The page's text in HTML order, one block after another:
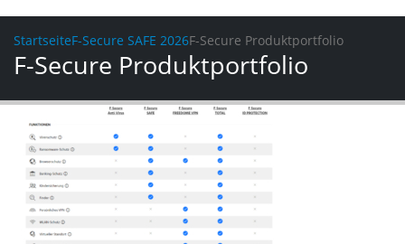
StartseiteF-Secure SAFE 2026F-Secure Produktportfolio
F-Secure Produktportfolio